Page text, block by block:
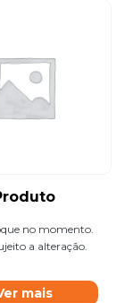
no momento.
a alteração.
mais